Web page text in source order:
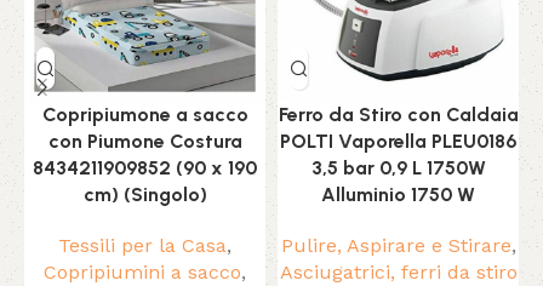
Copripiumone a sacco
con Piumone Costura
8434211909852 (90 x 190
cm) (Singolo)
Tessili per la Casa,
Copripiumini a sacco,
Ferro da Stiro con Caldaia
POLTI Vaporella PLEU0186
3,5 bar 0,9 L 1750W
Alluminio 1750 W
Pulire, Aspirare e Stirare,
Asciugatrici, ferri da stiro